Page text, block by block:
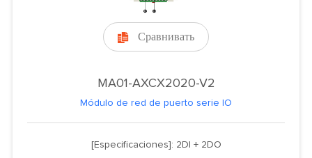
 Сравнивать
MA01-AXCX2020-V2
Módulo de red de puerto serie IO
[Especificaciones]: 2DI + 2DO